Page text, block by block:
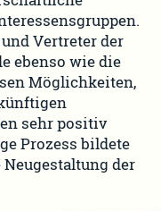
Vertreter der
ebenso wie die
Möglichkeiten,
sehr positiv
Prozess bildete
der